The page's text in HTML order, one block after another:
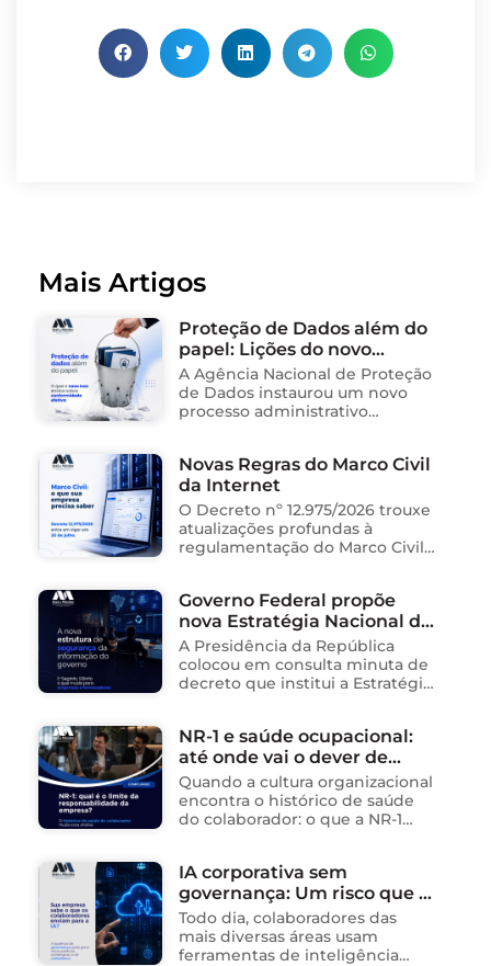
Mais Artigos
Proteção de Dados além do
papel: Lições do novo
processo sancionador da
ANPD
A Agência Nacional de Proteção
de Dados instaurou um novo
processo administrativo
organização social responsável
pela gestão de unidades
públicas de saúde …
Novas Regras do Marco Civil
da Internet
O Decreto nº 12.975/2026 trouxe
atualizações profundas à
regulamentação do Marco Civil
operações de empresas de
tecnologia no Brasil. Para ajudar
na …
Governo Federal propõe
nova Estratégia Nacional de
Segurança da Informação e
cria sistema integrado de
governança para órgãos
A Presidência da República
colocou em consulta minuta de
decreto que institui a Estratégia
Sistema Integrado de
Segurança da Informação
(SISInfo), estabelecendo …
NR-1 e saúde ocupacional:
até onde vai o dever de
cuidado da empresa?
Quando a cultura organizacional
encontra o histórico de saúde
do colaborador: o que a NR-1
um dos ambientes mais
propícios para …
IA corporativa sem
governança: Um risco que já
está acontecendo
Todo dia, colaboradores das
mais diversas áreas usam
ferramentas de inteligência